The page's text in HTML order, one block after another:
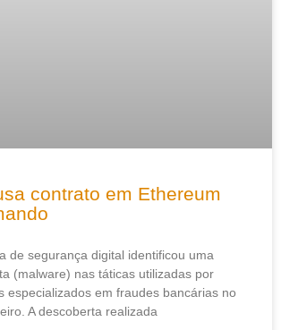
contrato em Ethereum
de segurança digital identificou uma
(malware) nas táticas utilizadas por
especializados em fraudes bancárias no
A descoberta realizada